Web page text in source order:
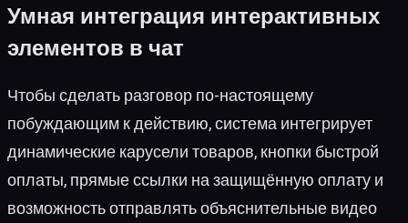
Умная интеграция интерактивных
элементов в чат
Чтобы сделать разговор по-настоящему
побуждающим к действию, система интегрирует
динамические карусели товаров, кнопки быстрой
оплаты, прямые ссылки на защищённую оплату и
возможность отправлять объяснительные видео